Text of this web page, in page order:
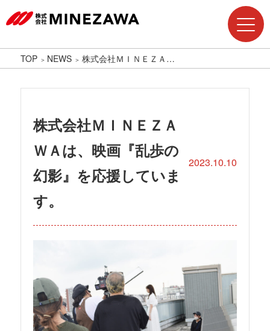
TOP NEWS 株式会社ＭＩＮＥＺＡ…
株式会社ＭＩＮＥＺＡ
ＷＡは、映画『乱歩の
幻影』を応援していま
す。
2023.10.10